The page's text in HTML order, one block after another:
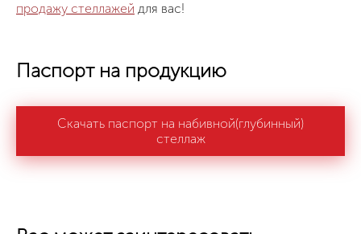
продажу стеллажей для вас!
Паспорт на продукцию
Скачать паспорт на набивной(глубинный)
стеллаж